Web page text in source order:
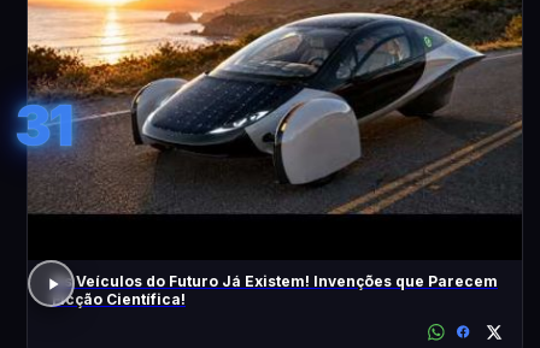
31
Os Veículos do Futuro Já Existem! Invenções que Parecem
Ficção Científica!